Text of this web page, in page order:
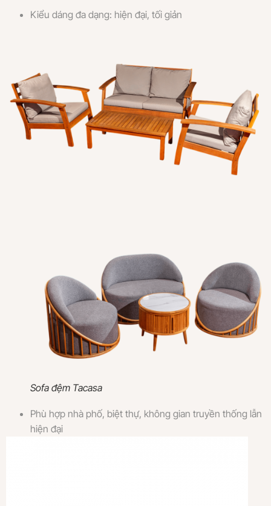
Kiểu dáng đa dạng: hiện đại, tối giản
Sofa đệm Tacasa
Phù hợp nhà phố, biệt thự, không gian truyền thống lẫn
hiện đại